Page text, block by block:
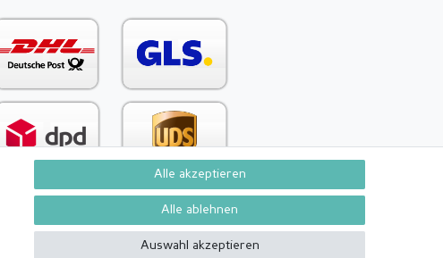
Vertrag widerrufen Kontakt
Alle akzeptieren
Alle ablehnen
Auswahl akzeptieren